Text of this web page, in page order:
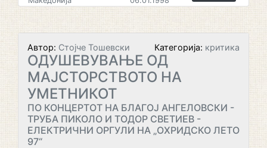
Автор: Стојче Тошевски Категорија: критика
ОДУШЕВУВАЊЕ ОД
МАЈСТОРСТВОТО НА
УМЕТНИКОТ
ПО КОНЦЕРТОТ НА БЛАГОЈ АНГЕЛОВСКИ -
ТРУБА ПИКОЛО И ТОДОР СВЕТИЕВ -
ЕЛЕКТРИЧНИ ОРГУЛИ НА „ОХРИДСКО ЛЕТО
97“